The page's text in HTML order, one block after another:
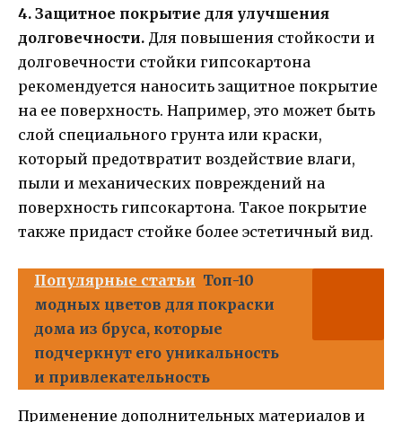
4. Защитное покрытие для улучшения
долговечности. Для повышения стойкости и
долговечности стойки гипсокартона
рекомендуется наносить защитное покрытие
на ее поверхность. Например, это может быть
слой специального грунта или краски,
который предотвратит воздействие влаги,
пыли и механических повреждений на
поверхность гипсокартона. Такое покрытие
также придаст стойке более эстетичный вид.
Популярные статьи Топ-10
модных цветов для покраски
дома из бруса, которые
подчеркнут его уникальность
и привлекательность
Применение дополнительных материалов и